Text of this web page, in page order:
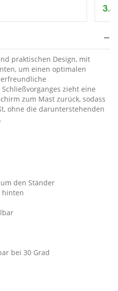
praktischen Design, mit
um einen optimalen
zieht eine
zum Mast zurück, sodass
ohne die darunterstehenden
den Ständer
hinten
bei 30 Grad